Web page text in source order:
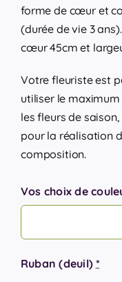
forme de cœur et
(durée de vie 3
cœur 45cm et
Votre fleuriste est
utiliser le maximum
les fleurs de
pour la réalisation
composition.
Vos choix de
Ruban (deuil) *